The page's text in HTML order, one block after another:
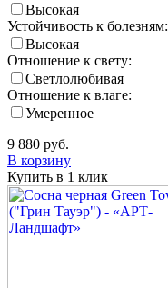
Высокая
Устойчивость к болезням:
Высокая
Отношение к свету:
Светлолюбивая
Отношение к влаге:
Умеренное
9 880 руб.
В корзину
Купить в 1 клик